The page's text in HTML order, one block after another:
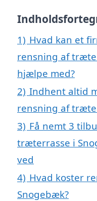
1) Hvad kan et
rensning af
hjælpe med?
2) Indhent altid
rensning af
3) Få nemt 3
træterrasse i
ved
4) Hvad koster
Snogebæk?